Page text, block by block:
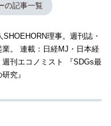
の記事一覧
理事。週刊誌・
。 連載：日経MJ・日本経
刊エコノミスト 『SDGs最
究』